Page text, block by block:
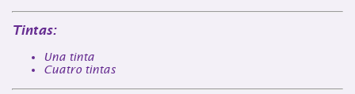
Tintas:
Una tinta
Cuatro tintas